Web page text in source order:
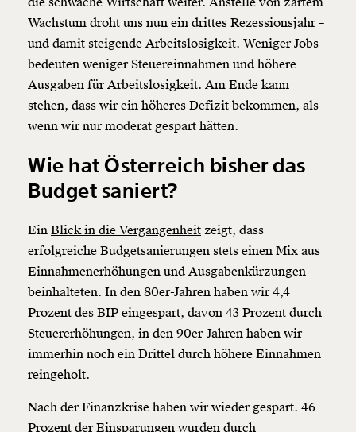
Wachstum droht uns nun ein drittes Rezessionsjahr –
und damit steigende Arbeitslosigkeit. Weniger Jobs
bedeuten weniger Steuereinnahmen und höhere
Ausgaben für Arbeitslosigkeit. Am Ende kann
stehen, dass wir ein höheres Defizit bekommen, als
wenn wir nur moderat gespart hätten.
Wie hat Österreich bisher das
Budget saniert?
Ein Blick in die Vergangenheit zeigt, dass
erfolgreiche Budgetsanierungen stets einen Mix aus
Einnahmenerhöhungen und Ausgabenkürzungen
beinhalteten. In den 80er-Jahren haben wir 4,4
Prozent des BIP eingespart, davon 43 Prozent durch
Steuererhöhungen, in den 90er-Jahren haben wir
immerhin noch ein Drittel durch höhere Einnahmen
reingeholt.
Nach der Finanzkrise haben wir wieder gespart. 46
Prozent der Einsparungen wurden durch